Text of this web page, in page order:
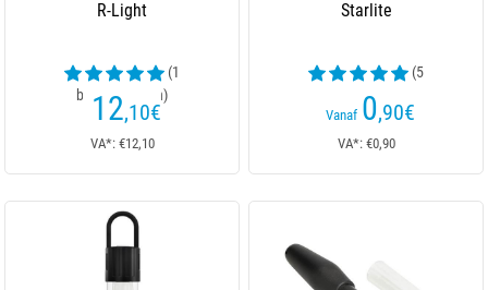
R-Light
(1
beoordelingen)
12,10€
VA*: €12,10
Starlite
(5
beoordelingen)
Vanaf 0,90€
VA*: €0,90